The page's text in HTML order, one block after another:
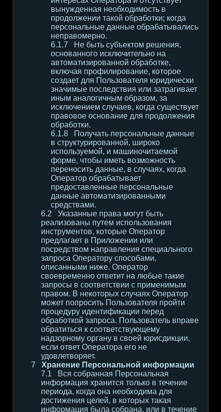
вынужденная необходимость в
продолжении такой обработки; когда
персональные данные обрабатывались
неправомерно.
Не быть субъектом решения,
основанного исключительно на
автоматизированной обработке,
включая профилирование, которое
создает для Пользователя юридически
значимые последствия или затрагивает
иным аналогичным образом, за
исключением случаев, когда существует
правовое основание для продолжения
обработки.
Получать персональные данные
в структурированной, широко
используемой, и машиночитаемой
форме, чтобы иметь возможность
переносить данные, в случаях, когда
Оператор обрабатывает
предоставленные персональные
данные автоматизированными
средствами.
Указанные права могут быть
реализованы путем использования
инструментов, которые Оператор
предлагает в Приложении или
посредством направления специального
запроса Оператору способами,
описанными ниже. Оператор
своевременно ответит на любые такие
запросы в соответствии с применимым
правом. В некоторых случаях Оператор
может попросить Пользователя пройти
процедуру идентификации перед
обработкой запроса. Пользователь вправе
обратиться к соответствующему
надзорному органу в своей юрисдикции,
если ответ Оператора его не
удовлетворяет.
Хранение Персональной информации
Вся собранная Персональная
информация хранится только в течение
периода, когда она необходима для
достижения целей, в которых такая
информация была собрана, или в течение